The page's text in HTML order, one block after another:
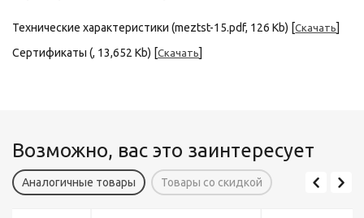
Технические характеристики (meztst-15.pdf, 126 Kb) [Скачать]
Сертификаты (, 13,652 Kb) [Скачать]
Возможно, вас это заинтересует
Аналогичные товары Товары со скидкой